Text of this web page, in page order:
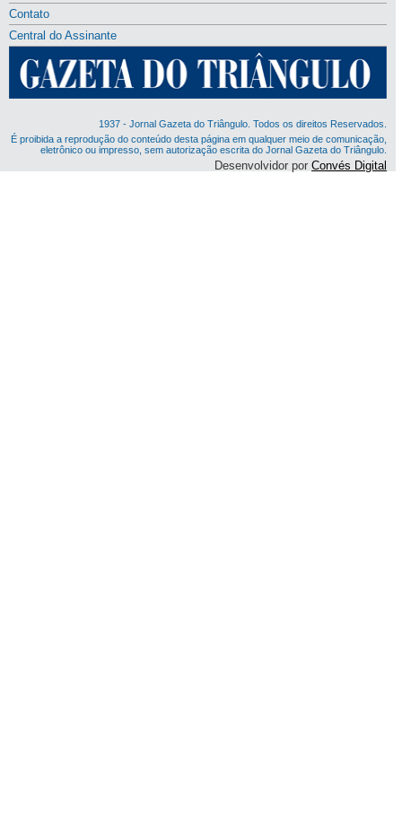
Contato
Central do Assinante
1937 - Jornal Gazeta do Triângulo. Todos os direitos Reservados.
É proibida a reprodução do conteúdo desta página em qualquer meio de comunicação,
eletrônico ou impresso, sem autorização escrita do Jornal Gazeta do Triângulo.
Desenvolvidor porConvés Digital